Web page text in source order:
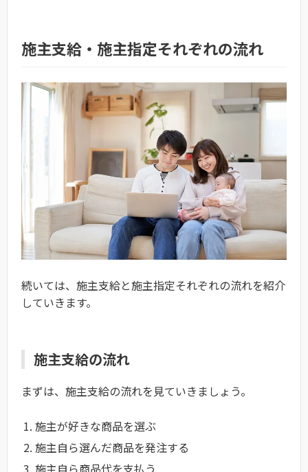
施主支給・施主指定それぞれの流れ
続いては、施主支給と施主指定それぞれの流れを紹介
していきます。
施主支給の流れ
まずは、施主支給の流れを見ていきましょう。
施主が好きな商品を選ぶ
施主自ら選んだ商品を発注する
施主自ら商品代を支払う